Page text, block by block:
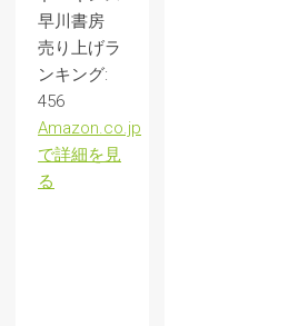
早川書房
売り上げラ
ンキング:
456
Amazon.co.jp
で詳細を見
る